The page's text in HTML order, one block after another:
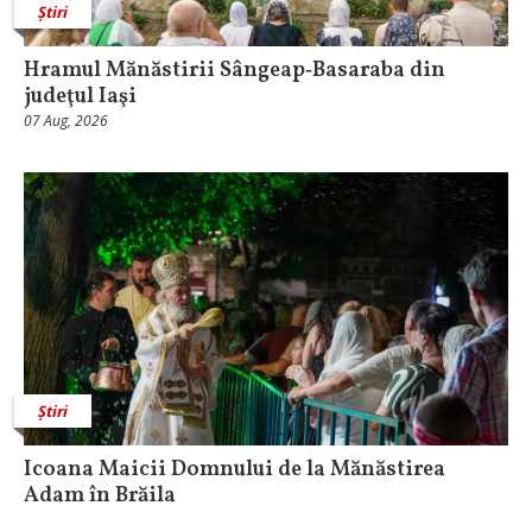
Știri
Hramul Mănăstirii Sângeap‑Basaraba din
judeţul Iaşi
07 Aug, 2026
Știri
Icoana Maicii Domnului de la Mănăstirea
Adam în Brăila